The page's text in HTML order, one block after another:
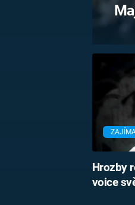
Hrozby
voice